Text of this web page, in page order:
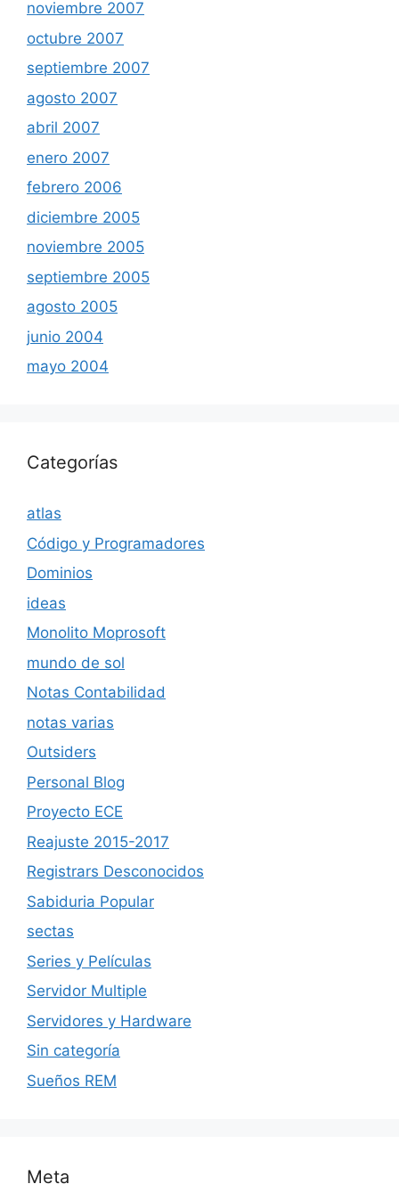
noviembre 2007
octubre 2007
septiembre 2007
agosto 2007
abril 2007
enero 2007
febrero 2006
diciembre 2005
noviembre 2005
septiembre 2005
agosto 2005
junio 2004
mayo 2004
Categorías
atlas
Código y Programadores
Dominios
ideas
Monolito Moprosoft
mundo de sol
Notas Contabilidad
notas varias
Outsiders
Personal Blog
Proyecto ECE
Reajuste 2015-2017
Registrars Desconocidos
Sabiduria Popular
sectas
Series y Películas
Servidor Multiple
Servidores y Hardware
Sin categoría
Sueños REM
Meta